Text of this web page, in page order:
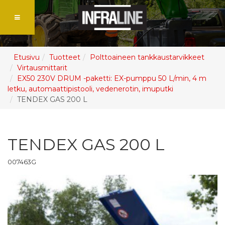
Etusivu Tuotteet
Polttoaineen tankkaustarvikkeet
Virtausmittarit
EX50 230V DRUM -paketti: EX-pumppu 50 L/min, 4 m
letku, automaattipistooli, vedenerotin, imuputki
TENDEX GAS 200 L
TENDEX GAS 200 L
007463G